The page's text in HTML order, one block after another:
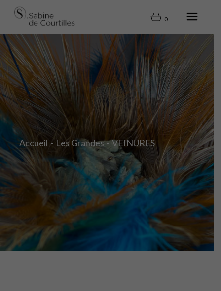
0
Accueil Les Grandes VEINURES